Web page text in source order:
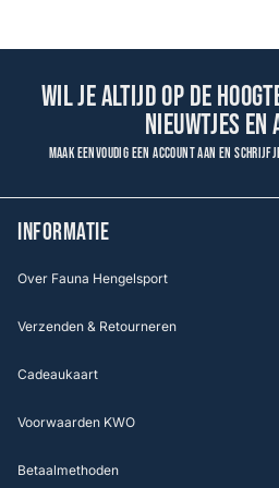
Wil je altijd op de
nieuwtjes en
Maak eenvoudig een account aan en
INFORMATIE
Over Fauna Hengelsport
Verzenden & Retourneren
Cadeaukaart
Voorwaarden KWO
Betaalmethoden